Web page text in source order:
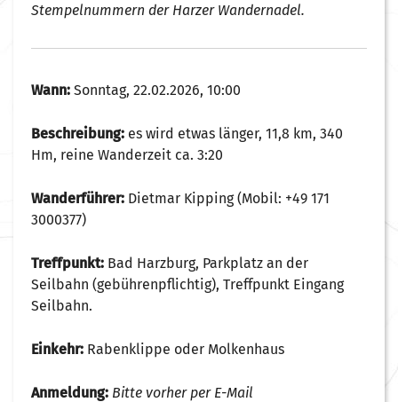
Stempelnummern der Harzer Wandernadel.
Wann: Sonntag, 22.02.2026, 10:00
Beschreibung: es wird etwas länger, 11,8 km, 340
Hm, reine Wanderzeit ca. 3:20
Wanderführer: Dietmar Kipping (Mobil: +49 171
3000377)
Treffpunkt: Bad Harzburg, Parkplatz an der
Seilbahn (gebührenpflichtig), Treffpunkt Eingang
Seilbahn.
Einkehr: Rabenklippe oder Molkenhaus
Anmeldung: Bitte vorher per E-Mail